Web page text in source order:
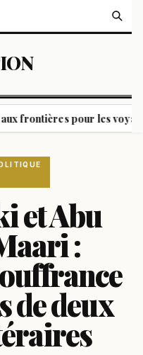
pour les voyageurs
et Abu
:
de deux